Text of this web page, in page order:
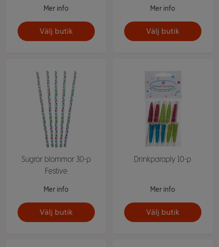
Mer info
Välj butik
Mer info
Välj butik
Sugrör blommor 30-p
Festive
Mer info
Välj butik
Drinkparaply 10-p
Mer info
Välj butik